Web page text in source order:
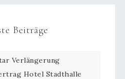
Beiträge
Verlängerung
Hotel Stadthalle